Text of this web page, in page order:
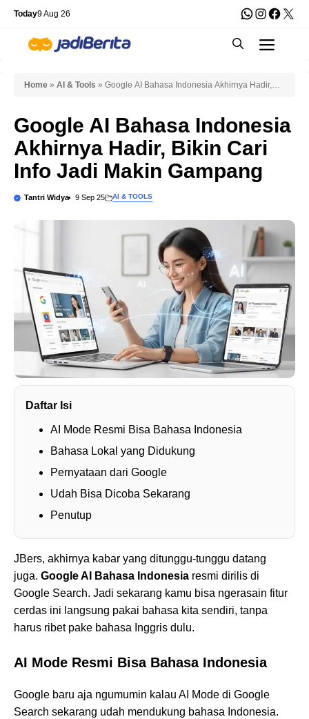
Skip
content
Today9 Aug 26 WhatsApp
X
Home » AI & Tools » Google AI Bahasa Indonesia Akhirnya Hadir,
Google AI Bahasa Indonesia
Akhirnya Hadir, Bikin Cari
Info Jadi Makin Gampang
Tantri Widya 9 Sep 25 AI & TOOLS
Daftar Isi
AI Mode Resmi Bisa Bahasa Indonesia
Bahasa Lokal yang Didukung
Pernyataan dari Google
Udah Bisa Dicoba Sekarang
Penutup
JBers, akhirnya kabar yang ditunggu-tunggu datang
juga. Google AI Bahasa Indonesia resmi dirilis di
Google Search. Jadi sekarang kamu bisa ngerasain fitur
cerdas ini langsung pakai bahasa kita sendiri, tanpa
harus ribet pake bahasa Inggris dulu.
AI Mode Resmi Bisa Bahasa Indonesia
Google baru aja ngumumin kalau AI Mode di Google
Search sekarang udah mendukung bahasa Indonesia.